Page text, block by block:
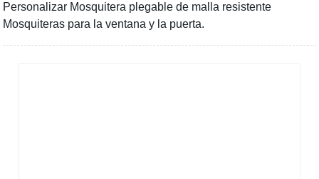
Personalizar Mosquitera plegable de malla resistente
Mosquiteras para la ventana y la puerta.